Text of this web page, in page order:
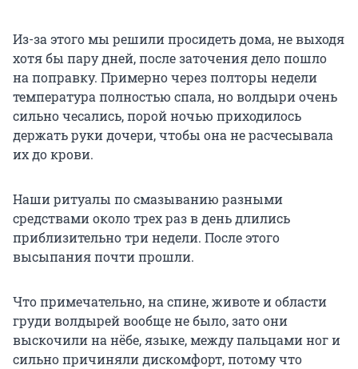
Из-за этого мы решили просидеть дома, не выходя
хотя бы пару дней, после заточения дело пошло
на поправку. Примерно через полторы недели
температура полностью спала, но волдыри очень
сильно чесались, порой ночью приходилось
держать руки дочери, чтобы она не расчесывала
их до крови.
Наши ритуалы по смазыванию разными
средствами около трех раз в день длились
приблизительно три недели. После этого
высыпания почти прошли.
Что примечательно, на спине, животе и области
груди волдырей вообще не было, зато они
выскочили на нёбе, языке, между пальцами ног и
сильно причиняли дискомфорт, потому что